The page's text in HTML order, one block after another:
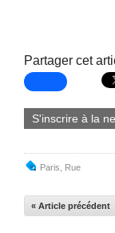
Partager cet
S'inscrire à la
Paris Rue
« Article précédent